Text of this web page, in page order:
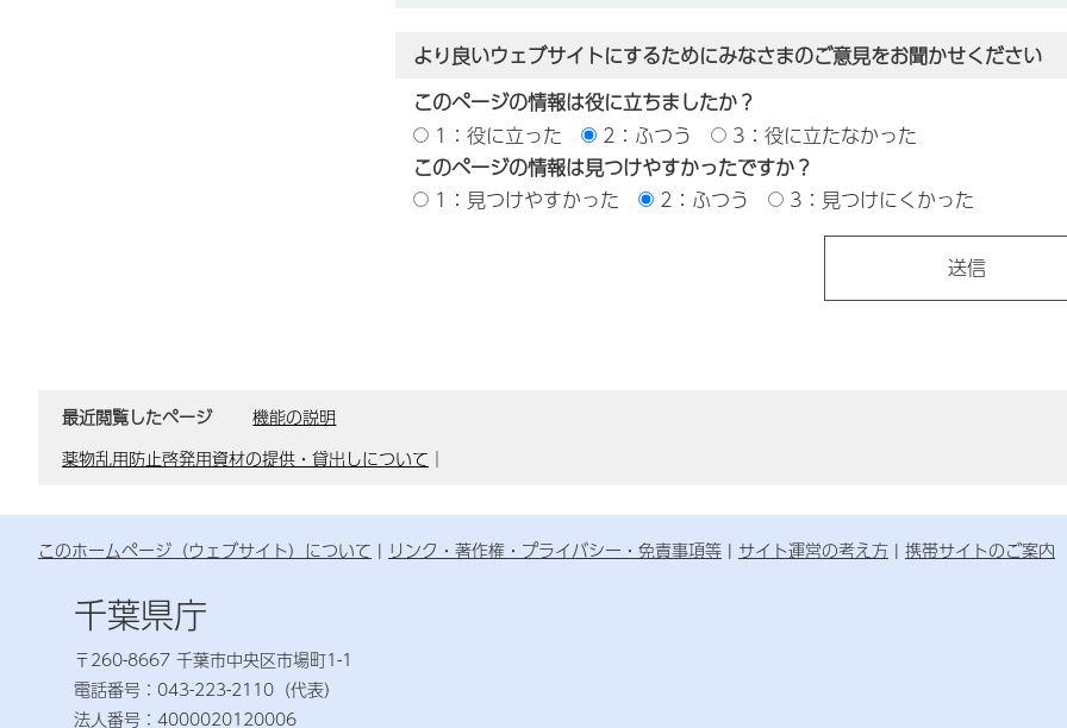
より良いウェブサイトにするためにみなさまのご意見をお聞かせください
このページの情報は役に立ちましたか？
1：役に立った
2：ふつう
3：役に立たなかった
このページの情報は見つけやすかったですか？
1：見つけやすかった
2：ふつう 3：見つけにくかった
最近閲覧したページ
機能の説明
薬物乱用防止啓発用資材の提供・貸出しについて ｜
このホームページ（ウェブサイト）について リンク・著作権・プライバシー・免責事項等 サイト運営の考え方 携帯サイトのご案内
千葉県庁
〒260-8667 千葉市中央区市場町1-1
電話番号：043-223-2110（代表）
法人番号：4000020120006